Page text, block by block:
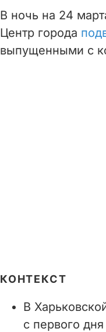
В ночь на 24
Центр города
выпущенными с
КОНТЕКСТ
В
с первого